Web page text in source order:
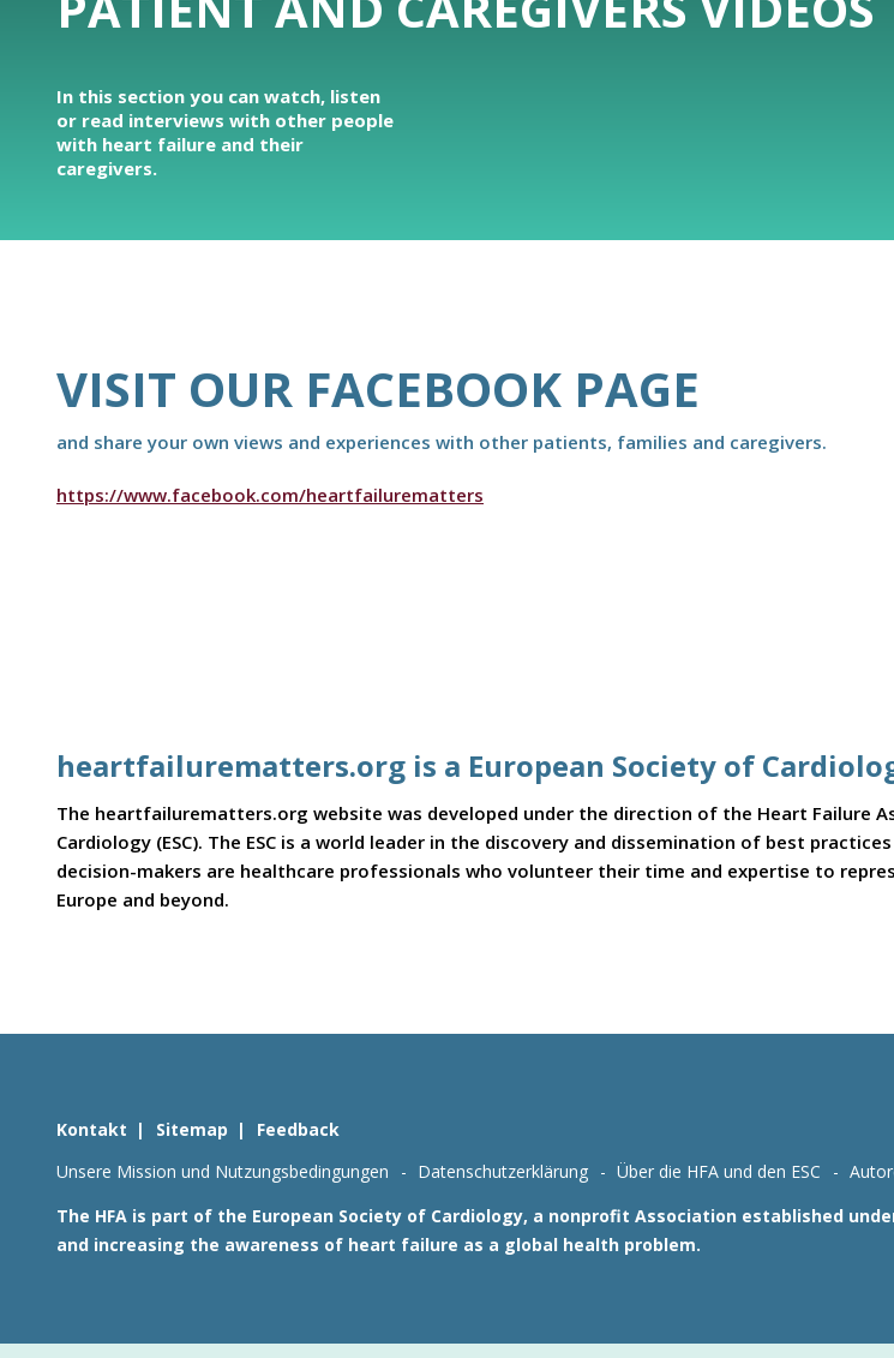
In this section you can watch, listen
or read interviews with other people
with heart failure and their
caregivers.
VISIT OUR FACEBOOK PAGE
and share your own views and experiences with other patients, families and caregivers.
https://www.facebook.com/heartfailurematters
heartfailurematters.org is a European Society of
The heartfailurematters.org website was developed under the direction of the Heart Failure
Cardiology (ESC). The ESC is a world leader in the discovery and dissemination of best
decision-makers are healthcare professionals who volunteer their time and expertise to
Europe and beyond.
Kontakt Sitemap
Feedback
Unsere Mission und Nutzungsbedingungen
Datenschutzerklärung Über die HFA und den ESC
The HFA is part of the European Society of Cardiology, a nonprofit Association established
and increasing the awareness of heart failure as a global health problem.